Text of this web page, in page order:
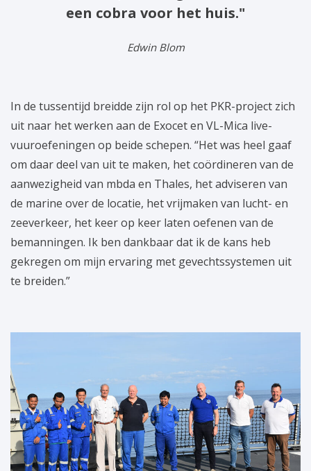
een cobra voor het huis."
Edwin Blom
In de tussentijd breidde zijn rol op het PKR-project zich
uit naar het werken aan de Exocet en VL-Mica live-
vuuroefeningen op beide schepen. “Het was heel gaaf
om daar deel van uit te maken, het coördineren van de
aanwezigheid van mbda en Thales, het adviseren van
de marine over de locatie, het vrijmaken van lucht- en
zeeverkeer, het keer op keer laten oefenen van de
bemanningen. Ik ben dankbaar dat ik de kans heb
gekregen om mijn ervaring met gevechtssystemen uit
te breiden.”